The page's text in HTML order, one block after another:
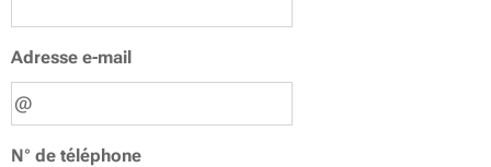
Adresse e-mail
N° de téléphone